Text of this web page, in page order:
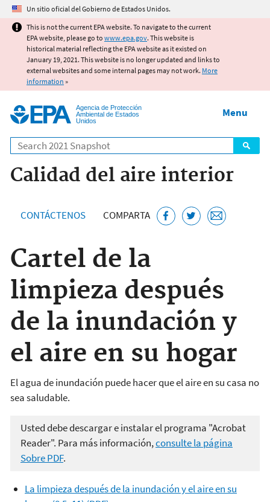
Jump to main content
Un sitio oficial del Gobierno de Estados Unidos.
This is not the current EPA website. To navigate to the current
EPA website, please go to www.epa.gov. This website is
historical material reflecting the EPA website as it existed on
January 19, 2021. This website is no longer updated and links to
external websites and some internal pages may not work. More
information »
Agencia de Protección
Ambiental de Estados
Unidos
Search
Menu
Calidad del aire interior
CONTÁCTENOS COMPARTA
Cartel de la
limpieza después
de la inundación y
el aire en su hogar
El agua de inundación puede hacer que el aire en su casa no
sea saludable.
Usted debe descargar e instalar el programa "Acrobat
Reader". Para más información,consulte la página
Sobre PDF.
La limpieza después de la inundación y el aire en su